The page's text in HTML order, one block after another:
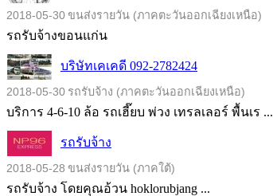
2018-05-30ขนส่งรายวัน (ภาคตะวันออกเฉียงเหนือ)
รถรับจ้างขอนแก่น
บริษัทเคเคดี 092-2782424
2018-05-30 รถรับจ้าง (ภาคตะวันออกเฉียงเหนือ)
บริการ 4-6-10 ล้อ รถเฮี๊ยบ พ่วง เทรลเลอร์ พื้นเร ...
รถรับจ้าง
2018-05-28 ขนส่งรายวัน (ภาคใต้)
รถรับจ้าง โดยคุณอ้วน hoklorubjang ...